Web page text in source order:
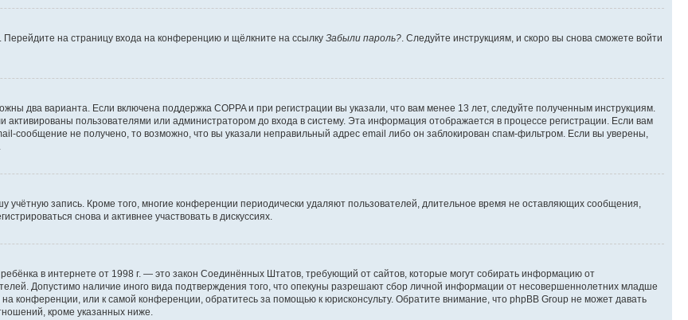
Перейдите на страницу входа на конференцию и щёлкните на ссылку Забыли пароль? . Следуйте инструкциям, и скоро вы снова сможете войти
два варианта. Если включена поддержка COPPA и при регистрации вы указали, что вам менее 13 лет, следуйте полученным инструкциям.
пользователями или администратором до входа в систему. Эта информация отображается в процессе регистрации. Если вам
сообщение не получено, то возможно, что вы указали неправильный адрес email либо он заблокирован спам-фильтром. Если вы уверены,
учётную запись. Кроме того, многие конференции периодически удаляют пользователей, длительное время не оставляющих сообщения,
снова и активнее участвовать в дискуссиях.
в интернете от 1998 г. — это закон Соединённых Штатов, требующий от сайтов, которые могут собирать информацию от
Допустимо наличие иного вида подтверждения того, что опекуны разрешают сбор личной информации от несовершеннолетних младше
конференции, или к самой конференции, обратитесь за помощью к юрисконсульту. Обратите внимание, что phpBB Group не может давать
кроме указанных ниже.